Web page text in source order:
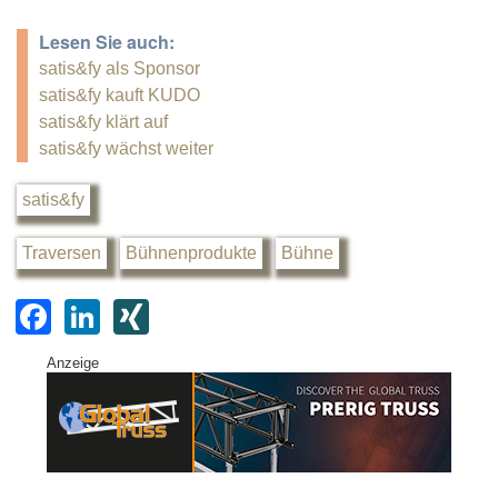
Lesen Sie auch:
satis&fy als Sponsor
satis&fy kauft KUDO
satis&fy klärt auf
satis&fy wächst weiter
satis&fy
Traversen Bühnenprodukte Bühne
F
a
c
e
Li
k
e
G
Anzeige